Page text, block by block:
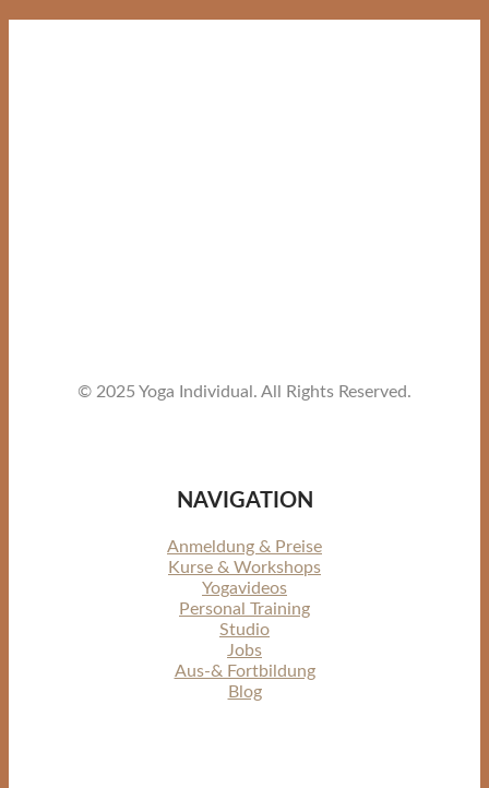
© 2025 Yoga Individual. All Rights Reserved.
NAVIGATION
Anmeldung & Preise
Kurse & Workshops
Yogavideos
Personal Training
Studio
Jobs
Aus-& Fortbildung
Blog